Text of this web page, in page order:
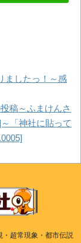
ましたっ！～感
稿～ふまけんさ
「神社に貼って
超常現象・都市伝説